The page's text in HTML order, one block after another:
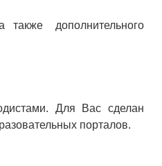
также дополнительного
Для Вас сделан
порталов.